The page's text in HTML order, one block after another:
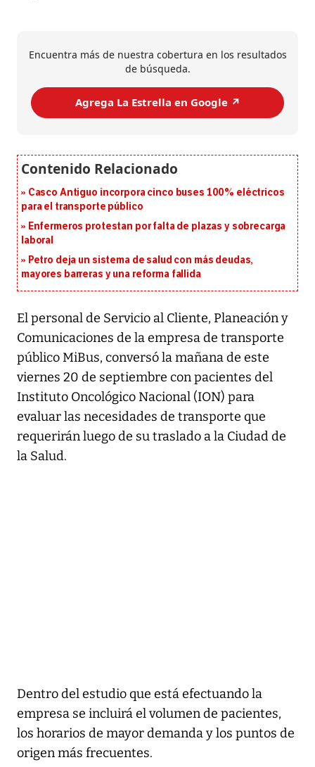
Encuentra más de nuestra cobertura en los resultados
de búsqueda.
Agrega La Estrella en Google ↗️
Casco Antiguo incorpora cinco buses 100% eléctricos
para el transporte público
Enfermeros protestan por falta de plazas y sobrecarga
laboral
Petro deja un sistema de salud con más deudas,
mayores barreras y una reforma fallida
El personal de Servicio al Cliente, Planeación y
Comunicaciones de la empresa de transporte
público MiBus, conversó la mañana de este
viernes 20 de septiembre con pacientes del
Instituto Oncológico Nacional (ION) para
evaluar las necesidades de transporte que
requerirán luego de su traslado a la Ciudad de
la Salud.
Dentro del estudio que está efectuando la
empresa se incluirá el volumen de pacientes,
los horarios de mayor demanda y los puntos de
origen más frecuentes.